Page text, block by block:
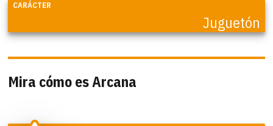
CARÁCTER
Juguetón
Mira cómo es Arcana